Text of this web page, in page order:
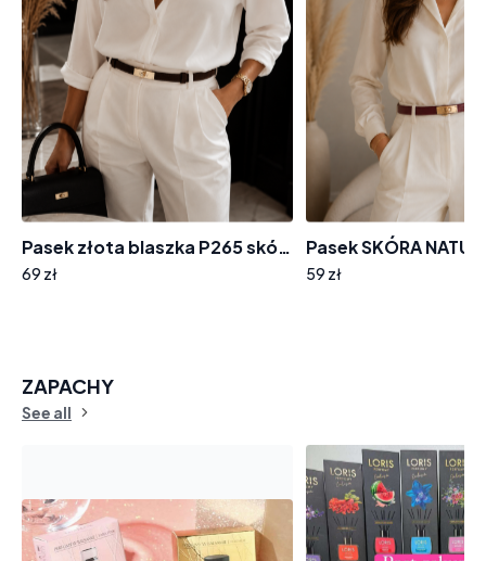
Pasek złota blaszka P265 skóra naturalna zamszowa
69 zł 59 zł
ZAPACHY
See all